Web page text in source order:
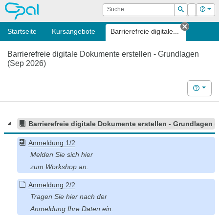
OPAL Suche
Suchen
Login Hilfe
Startseite Kursangebote Barrierefreie digitale...
Tab
Barrierefreie digitale Dokumente erstellen - Grundlagen
(Sep 2026)
Hilfe
Barrierefreie digitale Dokumente erstellen - Grundlagen
Anmeldung 1/2
Anmeldung 2/2